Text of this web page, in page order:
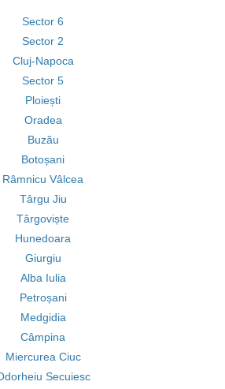
Sector 6
Sector 2
Cluj-Napoca
Sector 5
Ploiești
Oradea
Buzău
Botoșani
Râmnicu Vâlcea
Târgu Jiu
Târgoviște
Hunedoara
Giurgiu
Alba Iulia
Petroșani
Medgidia
Câmpina
Miercurea Ciuc
Secuiesc